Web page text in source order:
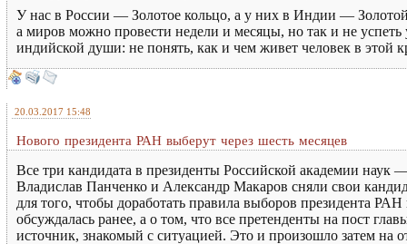
У нас в России — Золотое кольцо, а у них в Индии —
а миров можно провести недели и месяцы, но так и не успеть
индийской души: не понять, как и чем живет человек в этой
20.03.2017 15:48
Нового президента РАН выберут через шесть месяцев
Все три кандидата в президенты Российской академии
Владислав Панченко и Александр Макаров сняли свои
для того, чтобы доработать правила выборов президента
обсуждалась ранее, а о том, что все претенденты на пост
источник, знакомый с ситуацией. Это и произошло затем